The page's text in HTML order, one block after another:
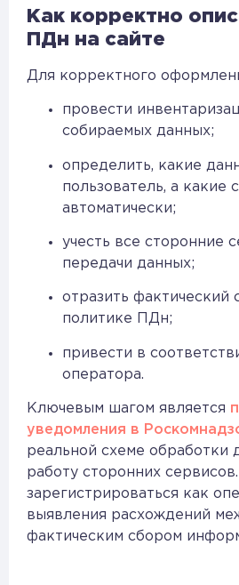
Как корректно
ПДн на сайте
Для корректного
провести
собираемых данных;
определить, какие
пользователь, а какие
автоматически;
учесть все сторонние
передачи данных;
отразить фактический
политике ПДн;
привести в
оператора.
Ключевым шагом является
уведомления в
реальной схеме обработки
работу сторонних
зарегистрироваться как
выявления расхождений
фактическим сбором